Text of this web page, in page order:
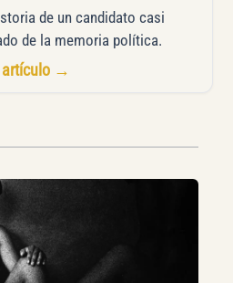
de un candidato casi
de la memoria política.
artículo →